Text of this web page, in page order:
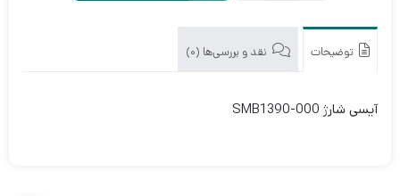
SMB1390-
توضیحات نقد و بررسی‌ها (0)
آیسی شارژ SMB1390-000